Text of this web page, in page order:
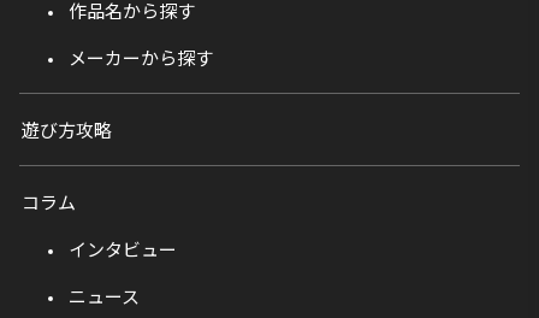
作品名から探す
メーカーから探す
遊び方攻略
コラム
インタビュー
ニュース